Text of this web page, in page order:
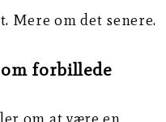
Mere om det senere.
forbillede